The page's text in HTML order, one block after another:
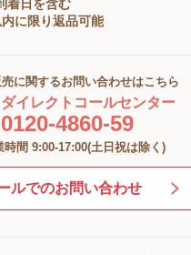
着日を含む
に限り返品可能
に関するお問い合わせはこちら
ダイレクトコールセンター
0120-4860-59
時間 9:00-17:00(土日祝は除く)
ルでのお問い合わせ